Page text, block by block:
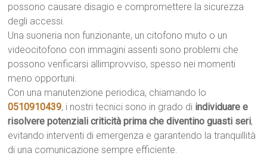
possono causare disagio e compromettere la sicurezza
degli accessi.
Una suoneria non funzionante, un citofono muto o un
videocitofono con immagini assenti sono problemi che
possono verificarsi allimprovviso, spesso nei momenti
meno opportuni.
Con una manutenzione periodica, chiamando lo
0510910439, i nostri tecnici sono in grado di individuare e
risolvere potenziali criticità prima che diventino guasti seri,
evitando interventi di emergenza e garantendo la tranquillità
di una comunicazione sempre efficiente.